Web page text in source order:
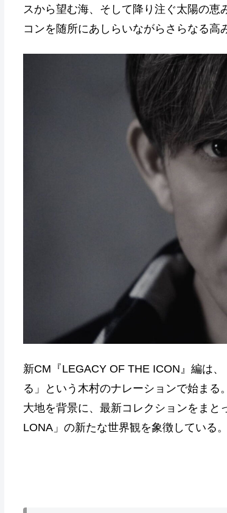
スから望む海、そして降り注ぐ太陽の恵
コンを随所にあしらいながらさらなる高
新CM『LEGACY OF THE ICON』編は
る」という木村のナレーションで始ま
大地を背景に、最新コレクションをま
LONA」の新たな世界観を象徴している。